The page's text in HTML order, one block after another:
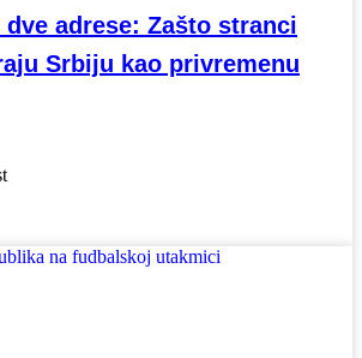
adrese: Zašto stranci
Srbiju kao privremenu